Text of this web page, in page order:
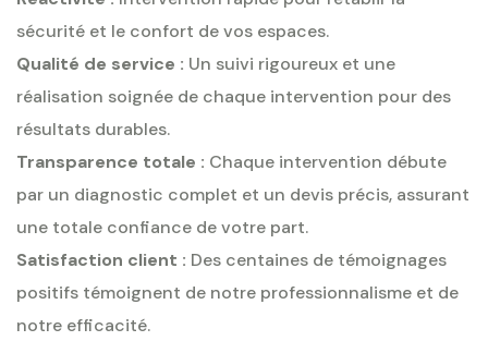
sécurité et le confort de vos espaces.
Qualité de service : Un suivi rigoureux et une
réalisation soignée de chaque intervention pour des
résultats durables.
Transparence totale : Chaque intervention débute
par un diagnostic complet et un devis précis, assurant
une totale confiance de votre part.
Satisfaction client : Des centaines de témoignages
positifs témoignent de notre professionnalisme et de
notre efficacité.